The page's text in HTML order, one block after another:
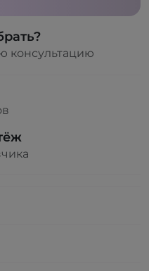
консультацию